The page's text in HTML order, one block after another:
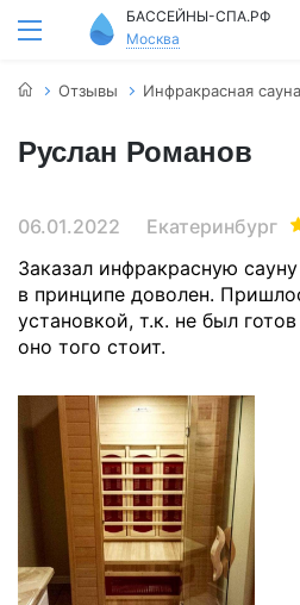
БАССЕЙНЫ-СПА.РФ
Москва
Отзывы Инфракрасная сауна
Руслан Романов
06.01.2022
Екатеринбург
Заказал инфракрасную
в принципе доволен.
установкой, т.к. не был
оно того стоит.